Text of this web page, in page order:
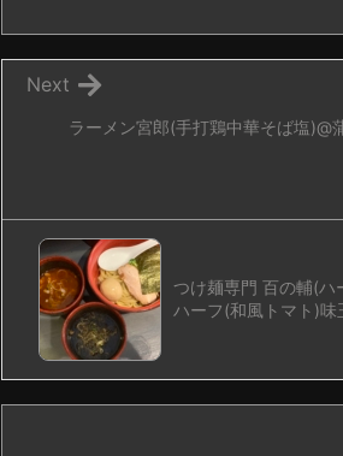
ラーメン宮郎(手打鶏中華そば塩)@
Next
つけ麺専門 百の輔(ハ
ハーフ(和風トマト)味